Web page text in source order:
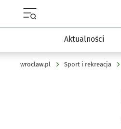
Aktualności
wroclaw.pl Sport i rekreacja